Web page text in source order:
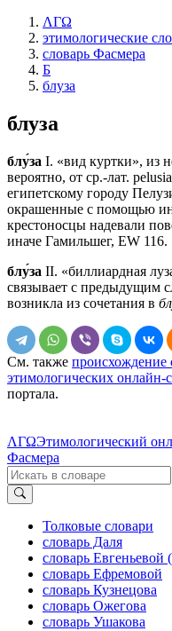
ΛΓΩ
этимологические
словарь Фасмера
Б
блуза
блуза
блу́за I. «вид куртки», из
вероятно, от ср.-лат.
египетскому городу
окрашенные с помощью
крестоносцы надевали
иначе Гамильшег, EW 116.
блу́за II. «биллиардная
связывает с предыдущим
возникла из сочетания в
См. также происхождение
этимологических онлайн-
портала.
ΛΓΩЭтимологический
Фасмера
Толковые словари
словарь Даля
словарь
словарь Ефремовой
словарь Кузнецова
словарь Ожегова
словарь Ушакова